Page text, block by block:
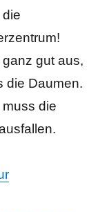
gut aus,
die Daumen.
die